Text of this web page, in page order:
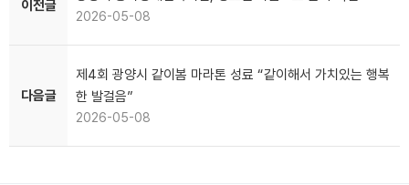
이전글
2026-05-08
다음글
제4회 광양시 같이봄 마라톤 성료 “같이해서 가치있는 행복
한 발걸음”
2026-05-08